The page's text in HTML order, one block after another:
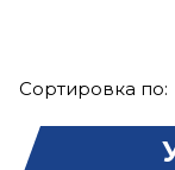
Сортировка по: